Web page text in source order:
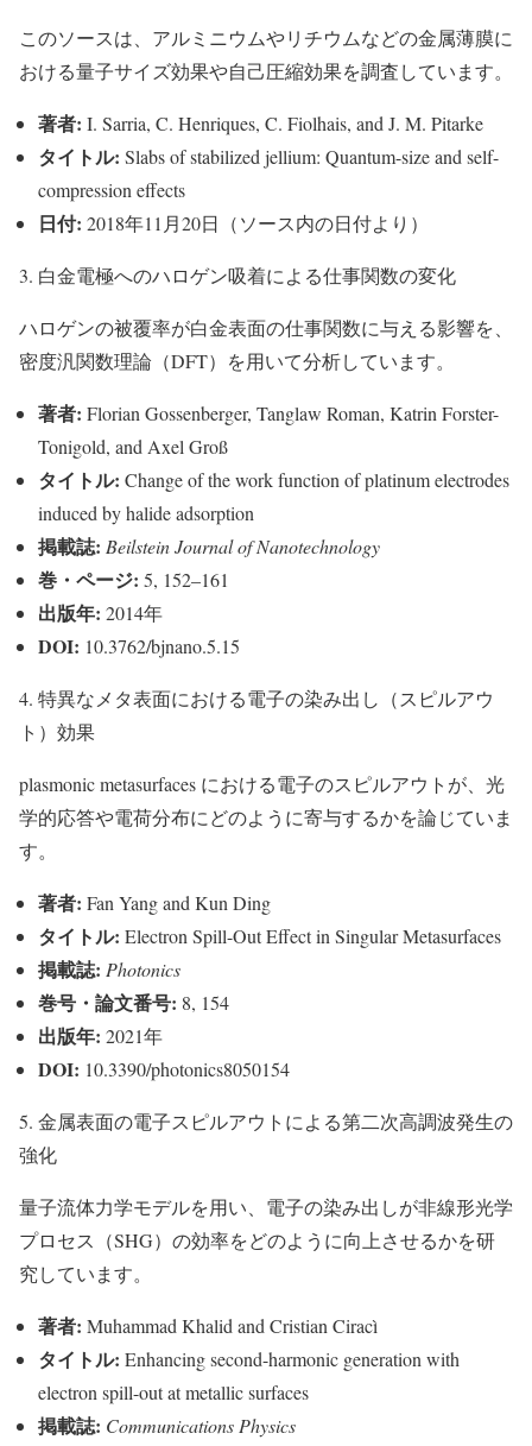
このソースは、アルミニウムやリチウムなどの金属薄膜に
おける量子サイズ効果や自己圧縮効果を調査しています。
著者: I. Sarria, C. Henriques, C. Fiolhais, and J. M. Pitarke
タイトル: Slabs of stabilized jellium: Quantum-size and self-
compression effects
日付: 2018年11月20日（ソース内の日付より）
3. 白金電極へのハロゲン吸着による仕事関数の変化
ハロゲンの被覆率が白金表面の仕事関数に与える影響を、
密度汎関数理論（DFT）を用いて分析しています。
著者: Florian Gossenberger, Tanglaw Roman, Katrin Forster-
Tonigold, and Axel Groß
タイトル: Change of the work function of platinum electrodes
induced by halide adsorption
掲載誌: Beilstein Journal of Nanotechnology
巻・ページ: 5, 152–161
出版年: 2014年
DOI: 10.3762/bjnano.5.15
4. 特異なメタ表面における電子の染み出し（スピルアウ
ト）効果
plasmonic metasurfaces における電子のスピルアウトが、光
学的応答や電荷分布にどのように寄与するかを論じていま
す。
著者: Fan Yang and Kun Ding
タイトル: Electron Spill-Out Effect in Singular Metasurfaces
掲載誌: Photonics
巻号・論文番号: 8, 154
出版年: 2021年
DOI: 10.3390/photonics8050154
5. 金属表面の電子スピルアウトによる第二次高調波発生の
強化
量子流体力学モデルを用い、電子の染み出しが非線形光学
プロセス（SHG）の効率をどのように向上させるかを研
究しています。
著者: Muhammad Khalid and Cristian Ciracì
タイトル: Enhancing second-harmonic generation with
electron spill-out at metallic surfaces
掲載誌: Communications Physics